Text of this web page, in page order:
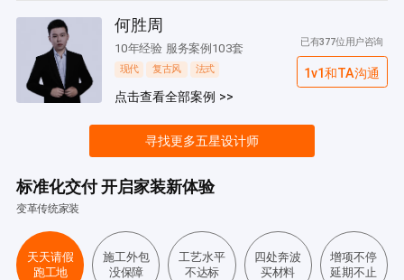
何胜周
10年经验 服务案例103套
现代 复古风 法式
点击查看全部案例 >>
已有377位用户咨询
1v1和TA沟通
寻找更多五星设计师
标准化交付 开启家装新体验
变革传统家装
天天请假
跑工地
施工外包
没保障
工艺水平
不达标
四处奔波
买材料
增项不停
延期不止